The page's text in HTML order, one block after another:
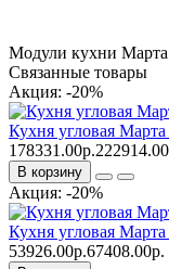
Модули кухни Марта
Связанные товары
Акция: -20%
Кухня угловая
178331.00р.
В корзину
Акция: -20%
Кухня угловая
53926.00р.67408.00р.